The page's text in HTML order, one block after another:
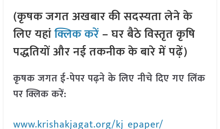
(कृषक जगत अखबार की सदस्यता लेने के
लिए यहांक्लिक करें– घर बैठे विस्तृत कृषि
पद्धतियों और नई तकनीक के बारे में पढ़ें)
कृषक जगत ई-पेपर पढ़ने के लिए नीचे दिए गए लिंक
पर क्लिक करें:
www.krishakjagat.org/kj_epaper/